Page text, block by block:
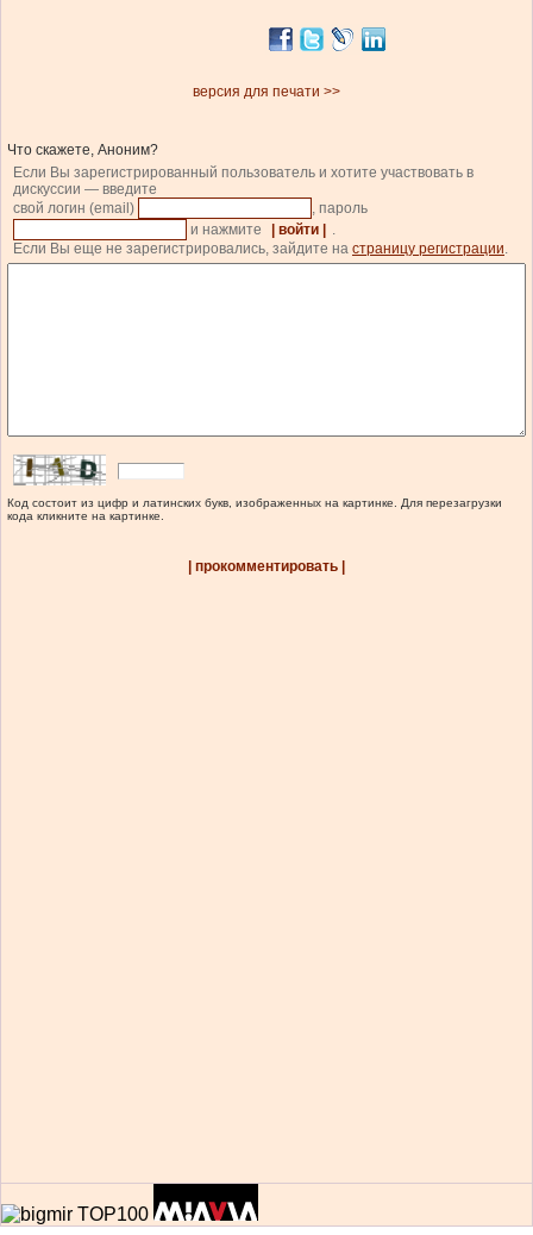
версия для печати >>
Что скажете, Аноним?
Если Вы зарегистрированный пользователь и хотите участвовать в
дискуссии — введите
свой логин (email)
, пароль
и нажмите
| войти |
.
Если Вы еще не зарегистрировались, зайдите на страницу регистрации.
Код состоит из цифр и латинских букв, изображенных на картинке. Для перезагрузки
кода кликните на картинке.
| прокомментировать |